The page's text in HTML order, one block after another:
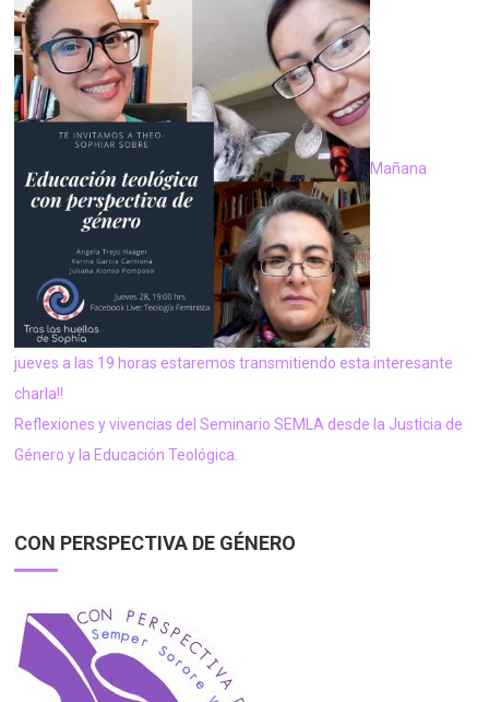
Mañana
jueves a las 19 horas estaremos transmitiendo esta interesante
charla!!
Reflexiones y vivencias del Seminario SEMLA desde la Justicia de
Género y la Educación Teológica.
CON PERSPECTIVA DE GÉNERO